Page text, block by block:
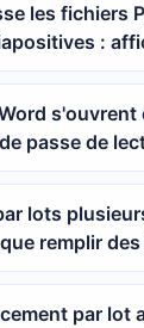
les fichiers
:
nombre de
s'ouvrent
passe de
et activez
lots
remplir
par lot